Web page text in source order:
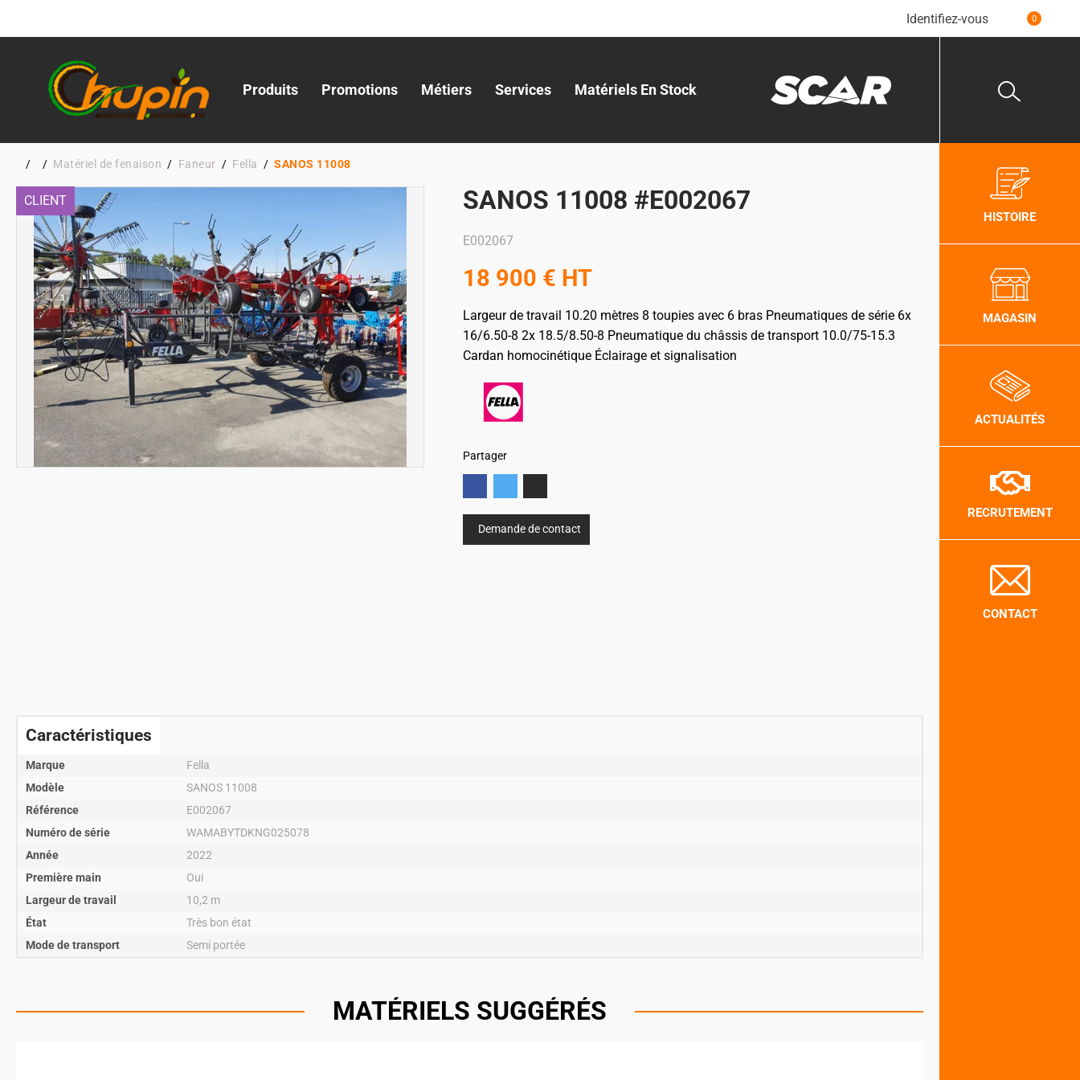
Identifiez-vous 0
Produits Promotions Métiers Services Matériels En Stock
Matériel de fenaison Faneur Fella SANOS 11008
SANOS 11008 #E002067
CLIENT
E002067
18 900 € HT
Largeur de travail 10.20 mètres 8 toupies avec 6 bras Pneumatiques de série 6x
16/6.50-8 2x 18.5/8.50-8 Pneumatique du châssis de transport 10.0/75-15.3
Cardan homocinétique Éclairage et signalisation
Caractéristiques
Marque
Fella
Modèle
SANOS 11008
Référence
E002067
Numéro de série
WAMABYTDKNG025078
Année
2022
Première main
Oui
Largeur de travail
10,2 m
État
Très bon état
Mode de transport
Semi portée
Partager
Demande de contact
MATÉRIELS SUGGÉRÉS
HISTOIRE
MAGASIN
ACTUALITÉS
RECRUTEMENT
CONTACT